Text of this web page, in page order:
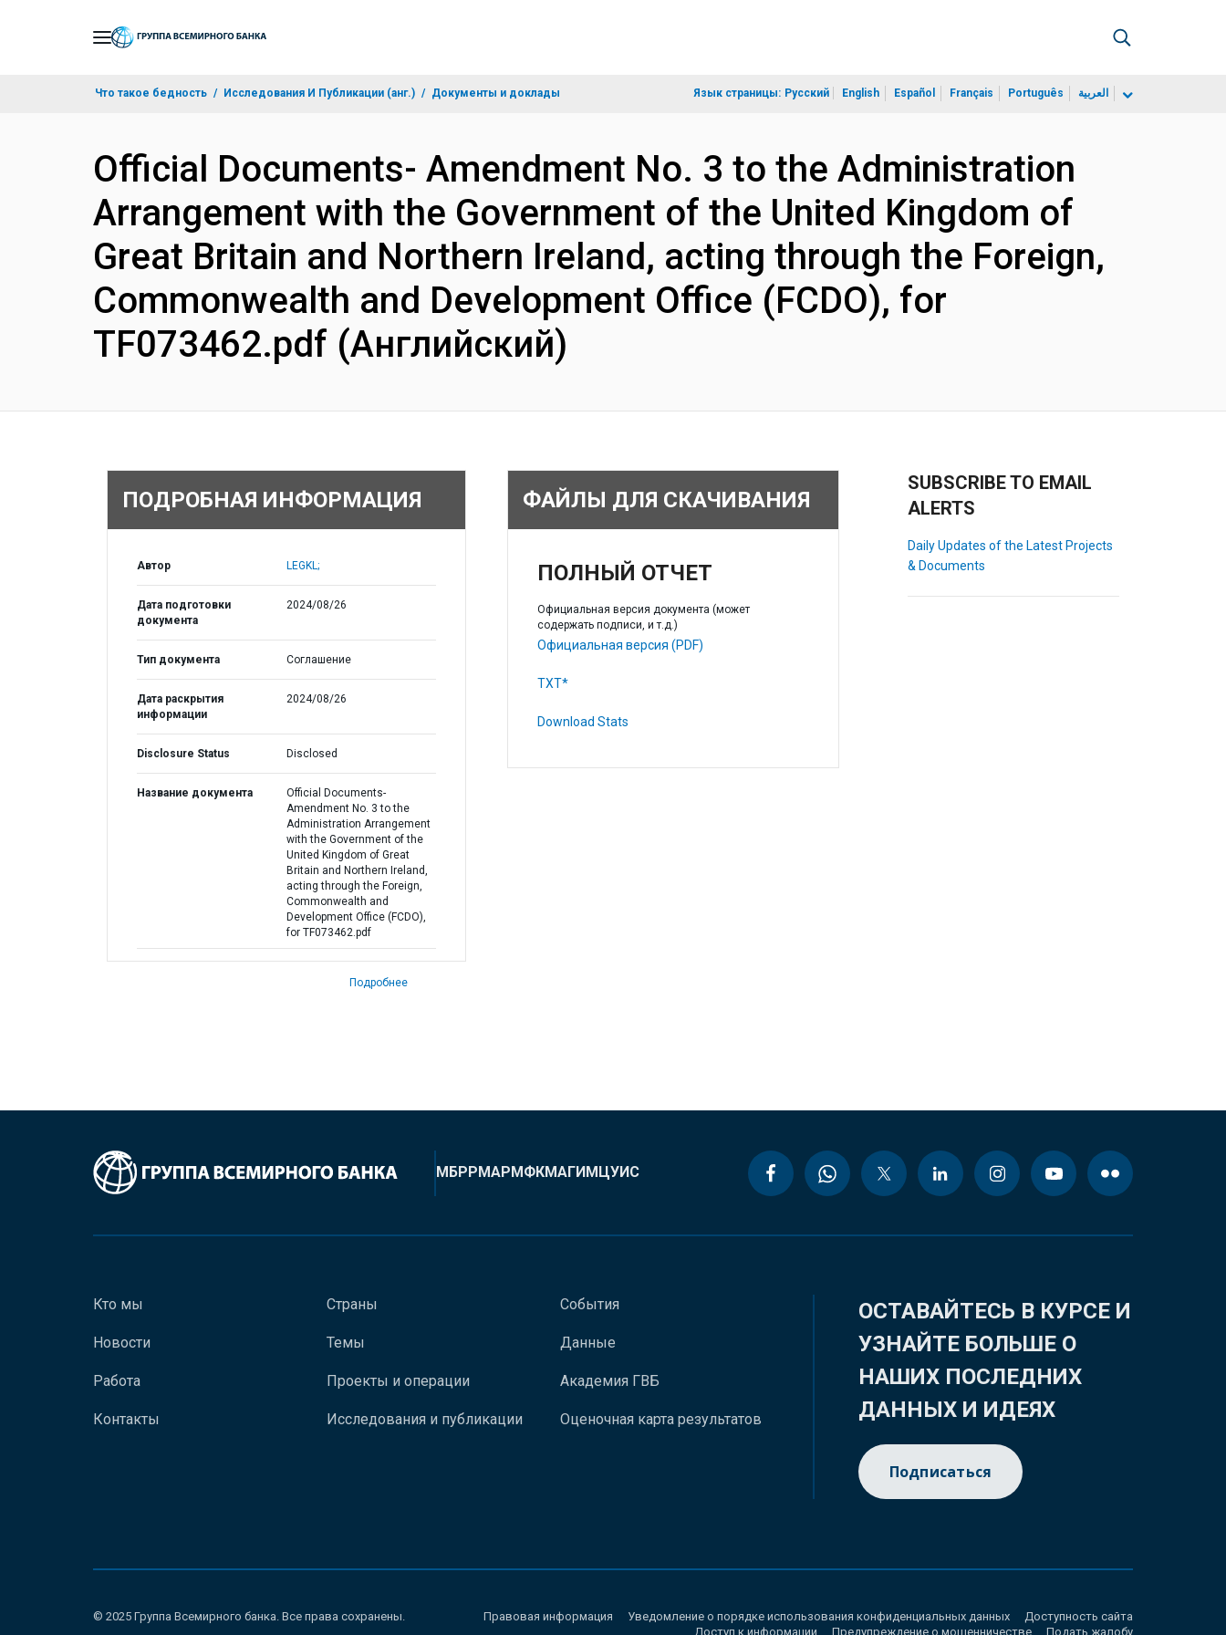
Что такое бедность Исследования И Публикации (анг.) Документы и доклады Язык страницы: Русский English Español Français Português العربية
Official Documents- Amendment No. 3 to the Administration
Arrangement with the Government of the United Kingdom of
Great Britain and Northern Ireland, acting through the Foreign,
Commonwealth and Development Office (FCDO), for
TF073462.pdf (Английский)
ПОДРОБНАЯ ИНФОРМАЦИЯ
Автор LEGKL;
Дата подготовки
документа
2024/08/26
Тип документа Соглашение
Дата раскрытия
информации
2024/08/26
Disclosure Status Disclosed
Название документа
Official Documents-
Amendment No. 3 to the
Administration Arrangement
with the Government of the
United Kingdom of Great
Britain and Northern Ireland,
acting through the Foreign,
Commonwealth and
Development Office (FCDO),
for TF073462.pdf
Подробнее
ФАЙЛЫ ДЛЯ СКАЧИВАНИЯ
ПОЛНЫЙ ОТЧЕТ
Официальная версия документа (может
содержать подписи, и т.д.)
Официальная версия (PDF)
TXT*
Download Stats
SUBSCRIBE TO EMAIL
ALERTS
Daily Updates of the Latest Projects
& Documents
МБРРМАРМФКМАГИМЦУИС
Кто мы
Новости
Работа
Контакты
Страны
Темы
Проекты и операции
Исследования и публикации
События
Данные
Академия ГВБ
Оценочная карта результатов
ОСТАВАЙТЕСЬ В КУРСЕ И
УЗНАЙТЕ БОЛЬШЕ О
НАШИХ ПОСЛЕДНИХ
ДАННЫХ И ИДЕЯХ
Подписаться
© 2025 Группа Всемирного банка. Все права сохранены. Правовая информация Уведомление о порядке использования конфиденциальных данных
Доступность сайта
Доступ к информации
Предупреждение о мошенничестве Подать жалобу